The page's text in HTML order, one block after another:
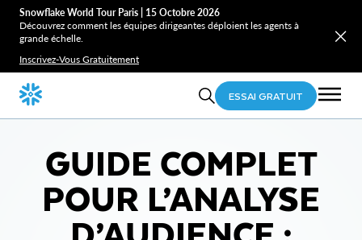
Snowflake World Tour Paris | 15 Octobre 2026
Découvrez comment les équipes dirigeantes déploient les agents à
grande échelle.
Inscrivez-Vous Gratuitement
ESSAI GRATUIT
GUIDE COMPLET
POUR L’ANALYSE